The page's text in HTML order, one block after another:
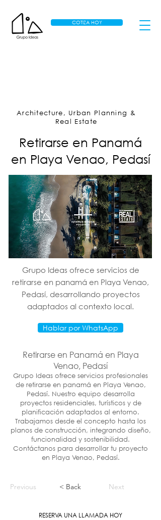
COTIZA HOY
Retirarse en Panamá
en Playa Venao, Pedasí
Grupo Ideas ofrece servicios de
retirarse en panamá en Playa Venao,
Pedasí, desarrollando proyectos
adaptados al contexto local.
Hablar por WhatsApp
Retirarse en Panamá en Playa
Venao, Pedasí
Grupo Ideas ofrece servicios profesionales
de retirarse en panamá en Playa Venao,
Pedasí. Nuestro equipo desarrolla
proyectos residenciales, turísticos y de
planificación adaptados al entorno.
Trabajamos desde el concepto hasta los
planos de construcción, integrando diseño,
funcionalidad y sostenibilidad.
Contáctanos para desarrollar tu proyecto
en Playa Venao, Pedasí.
Previous < Back Next
Architecture, Urban Planning &
Real Estate
RESERVA UNA LLAMADA HOY